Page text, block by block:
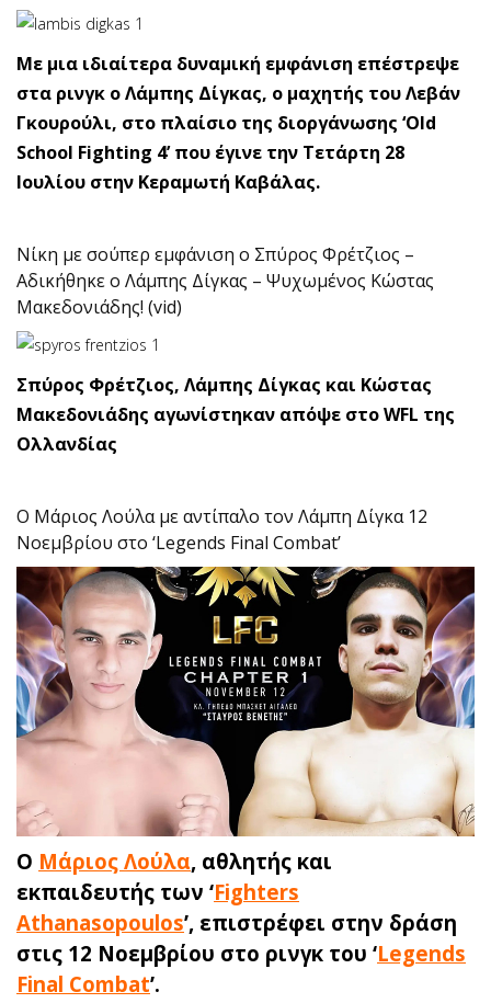
Με μια ιδιαίτερα δυναμική εμφάνιση επέστρεψε
στα ρινγκ ο Λάμπης Δίγκας, ο μαχητής του Λεβάν
Γκουρούλι, στο πλαίσιο της διοργάνωσης ‘Old
School Fighting 4’ που έγινε την Τετάρτη 28
Ιουλίου στην Κεραμωτή Καβάλας.
Νίκη με σούπερ εμφάνιση ο Σπύρος Φρέτζιος –
Αδικήθηκε ο Λάμπης Δίγκας – Ψυχωμένος Κώστας
Μακεδονιάδης! (vid)
Σπύρος Φρέτζιος, Λάμπης Δίγκας και Κώστας
Μακεδονιάδης αγωνίστηκαν απόψε στο WFL της
Ολλανδίας
Ο Μάριος Λούλα με αντίπαλο τον Λάμπη Δίγκα 12
Νοεμβρίου στο ‘Legends Final Combat’
Ο Μάριος Λούλα, αθλητής και
εκπαιδευτής των ‘Fighters
Athanasopoulos’, επιστρέφει στην δράση
στις 12 Νοεμβρίου στο ρινγκ του ‘Legends
Final Combat’.